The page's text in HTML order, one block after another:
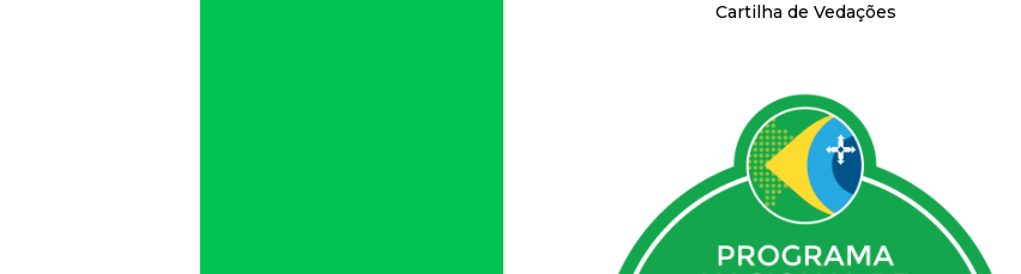
Cartilha de Vedações